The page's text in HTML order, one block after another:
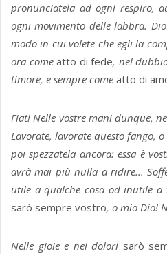
pronunciatela ad ogni respiro,
ogni movimento delle labbra.
modo in cui volete che egli la
ora comeatto di fede, nel
timore, e sempre come atto di
Fiat! Nelle vostre mani dunque,
Lavorate, lavorate questo fango,
poi spezzatela ancora: essa è
avrà mai più nulla a ridire...
utile a qualche cosa od inutile
sarò sempre vostro, o mio Dio!
Nelle gioie e nei dolori sarò